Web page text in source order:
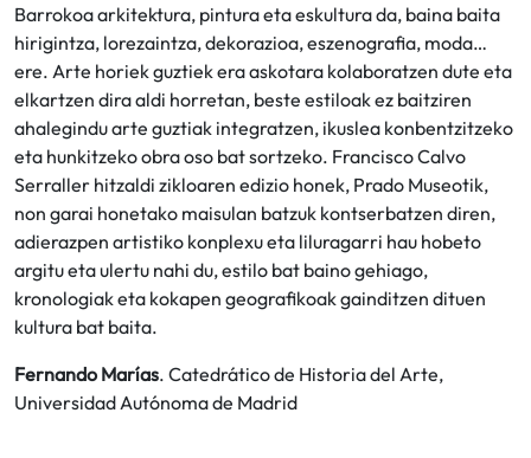
Barrokoa arkitektura, pintura eta eskultura da, baina baita
hirigintza, lorezaintza, dekorazioa, eszenografia, moda…
ere. Arte horiek guztiek era askotara kolaboratzen dute eta
elkartzen dira aldi horretan, beste estiloak ez baitziren
ahalegindu arte guztiak integratzen, ikuslea konbentzitzeko
eta hunkitzeko obra oso bat sortzeko. Francisco Calvo
Serraller hitzaldi zikloaren edizio honek, Prado Museotik,
non garai honetako maisulan batzuk kontserbatzen diren,
adierazpen artistiko konplexu eta liluragarri hau hobeto
argitu eta ulertu nahi du, estilo bat baino gehiago,
kronologiak eta kokapen geografikoak gainditzen dituen
kultura bat baita.
Fernando Marías. Catedrático de Historia del Arte,
Universidad Autónoma de Madrid